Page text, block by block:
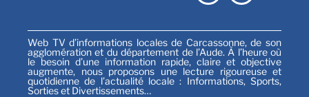
Web TV d’informations locales de Carcassonne, de son
agglomération et du département de l’Aude. À l’heure où
le besoin d’une information rapide, claire et objective
augmente, nous proposons une lecture rigoureuse et
quotidienne de l’actualité locale : Informations, Sports,
Sorties et Divertissements…